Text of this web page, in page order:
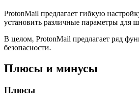
ProtonMail предлагает гибкую
установить различные параметры для
В целом, ProtonMail предлагает ряд
безопасности.
Плюсы и минусы
Плюсы